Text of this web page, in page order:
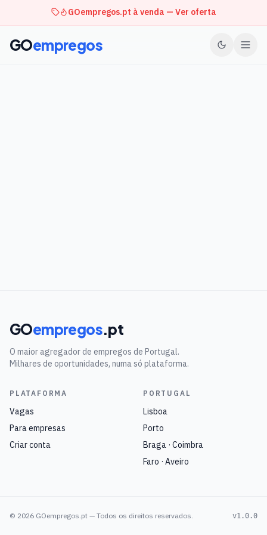
GOempregos.pt à venda — Ver oferta
GOempregos
GOempregos.pt
O maior agregador de empregos de Portugal.
Milhares de oportunidades, numa só plataforma.
PLATAFORMA
Vagas
Para empresas
Criar conta
PORTUGAL
Lisboa
Porto
Braga · Coimbra
Faro · Aveiro
© 2026 GOempregos.pt — Todos os direitos reservados. v1.0.0